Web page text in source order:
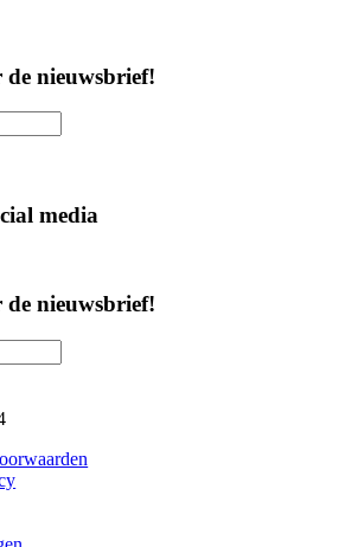
nieuwsbrief!
media
nieuwsbrief!